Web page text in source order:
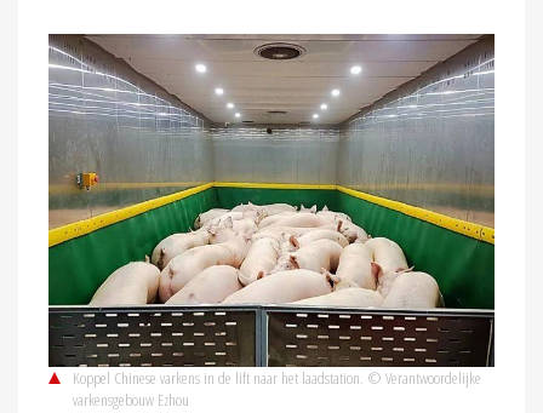
Koppel Chinese varkens in de lift naar het laadstation. © Verantwoordelijke
varkensgebouw Ezhou